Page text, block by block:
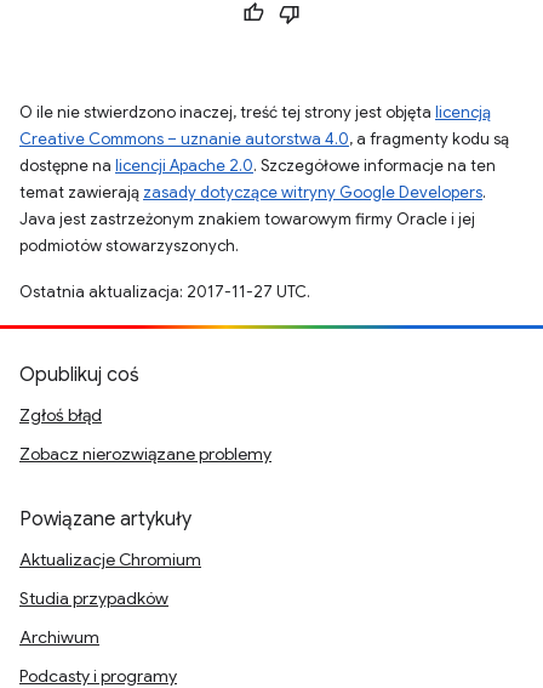
O ile nie stwierdzono inaczej, treść tej strony jest objęta licencją
Creative Commons – uznanie autorstwa 4.0, a fragmenty kodu są
dostępne na licencji Apache 2.0. Szczegółowe informacje na ten
temat zawierają zasady dotyczące witryny Google Developers.
Java jest zastrzeżonym znakiem towarowym firmy Oracle i jej
podmiotów stowarzyszonych.
Ostatnia aktualizacja: 2017-11-27 UTC.
Opublikuj coś
Zgłoś błąd
Zobacz nierozwiązane problemy
Powiązane artykuły
Aktualizacje Chromium
Studia przypadków
Archiwum
Podcasty i programy